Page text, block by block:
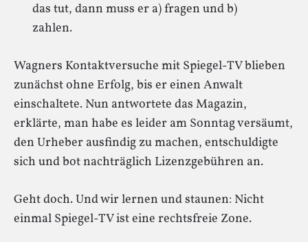
das tut, dann muss er a) fragen und b)
zahlen.
Wagners Kontaktversuche mit Spiegel-TV blieben
zunächst ohne Erfolg, bis er einen Anwalt
einschaltete. Nun antwortete das Magazin,
erklärte, man habe es leider am Sonntag versäumt,
den Urheber ausfindig zu machen, entschuldigte
sich und bot nachträglich Lizenzgebühren an.
Geht doch. Und wir lernen und staunen: Nicht
einmal Spiegel-TV ist eine rechtsfreie Zone.